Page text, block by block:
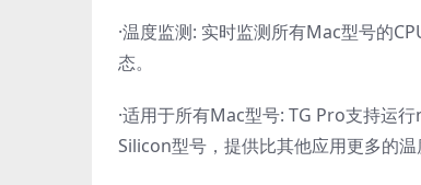
·温度监测: 实时监测所有Mac型号的
态。
·适用于所有Mac型号: TG Pro支持运
Silicon型号，提供比其他应用更多的温